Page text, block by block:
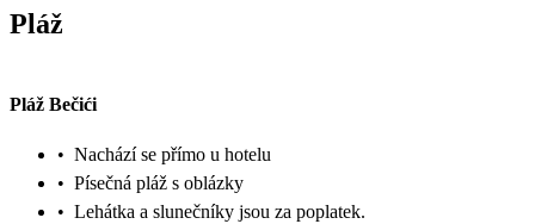
Pláž
Pláž Bečići
• Nachází se přímo u hotelu
• Písečná pláž s oblázky
• Lehátka a slunečníky jsou za poplatek.